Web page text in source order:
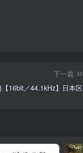
下一篇
16bit／44.1kHz】日本区